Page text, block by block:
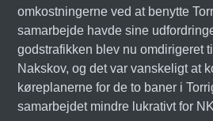
omkostningerne ved at benytte
samarbejde havde sine
godstrafikken blev nu omdirigeret
Nakskov, og det var vanskeligt at
køreplanerne for de to baner i
samarbejdet mindre lukrativt for